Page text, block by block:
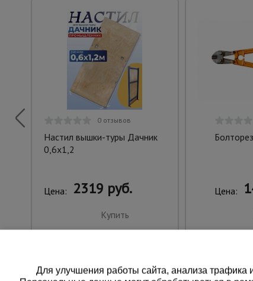
0 отзывов
Настил вышки-туры Дачник
0,6x1,2
Цена: 2319 руб.
Купить
Цена:
Для улучшения работы сайта, анализа трафика